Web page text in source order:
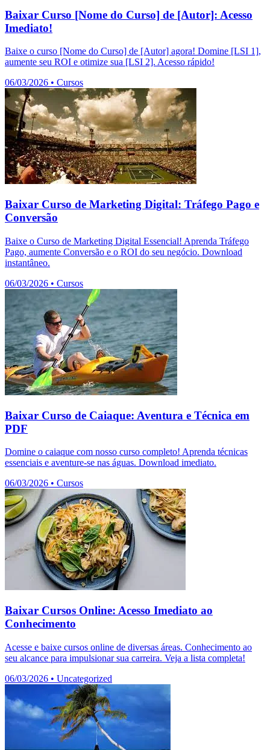
Baixar Curso [Nome do Curso] de [Autor]: Acesso
Imediato!
Baixe o curso [Nome do Curso] de [Autor] agora! Domine [LSI 1],
aumente seu ROI e otimize sua [LSI 2]. Acesso rápido!
06/03/2026 • Cursos
Baixar Curso de Marketing Digital: Tráfego Pago e
Conversão
Baixe o Curso de Marketing Digital Essencial! Aprenda Tráfego
Pago, aumente Conversão e o ROI do seu negócio. Download
instantâneo.
06/03/2026 • Cursos
Baixar Curso de Caiaque: Aventura e Técnica em
PDF
Domine o caiaque com nosso curso completo! Aprenda técnicas
essenciais e aventure-se nas águas. Download imediato.
06/03/2026 • Cursos
Baixar Cursos Online: Acesso Imediato ao
Conhecimento
Acesse e baixe cursos online de diversas áreas. Conhecimento ao
seu alcance para impulsionar sua carreira. Veja a lista completa!
06/03/2026 • Uncategorized